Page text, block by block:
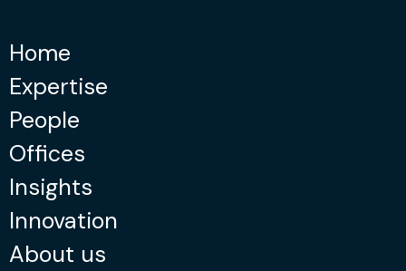
Home
Expertise
People
Offices
Insights
Innovation
About us